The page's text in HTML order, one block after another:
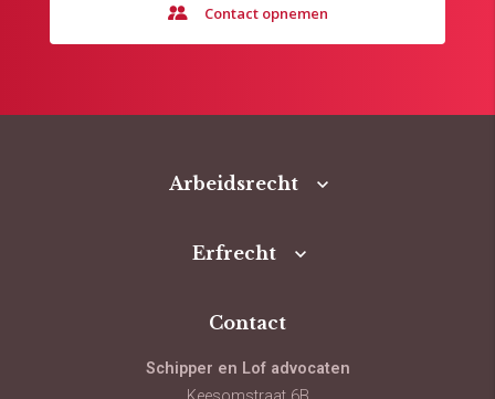
Contact opnemen
Arbeidsrecht
Erfrecht
Contact
Schipper en Lof advocaten